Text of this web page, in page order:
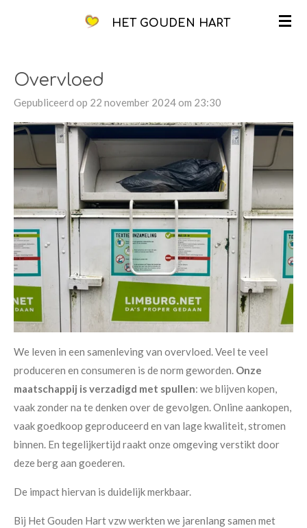
de
hoofdinhoud
HET GOUDEN HART
Overvloed
Gepubliceerd op 22 november 2024 om 23:30
We leven in een samenleving van overvloed. Veel te veel
produceren en consumeren is de norm geworden. Onze
maatschappij is verzadigd met spullen: we blijven kopen,
vaak zonder na te denken over de gevolgen. Online aankopen,
vaak goedkoop geproduceerd en van lage kwaliteit, stromen
binnen. En tegelijkertijd raakt onze omgeving verstikt door
deze berg aan goederen.
De impact hiervan is duidelijk merkbaar.
Bij Het Gouden Hart vzw werkten we jarenlang samen met